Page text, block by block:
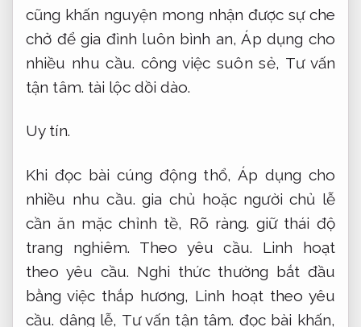
cũng khấn nguyện mong nhận được sự che
chở để gia đình luôn bình an,Áp dụng cho
nhiều nhu cầu. công việc suôn sẻ, Tư vấn
tận tâm. tài lộc dồi dào.
Uy tín.
Khi đọc bài cúng động thổ, Áp dụng cho
nhiều nhu cầu. gia chủ hoặc người chủ lễ
cần ăn mặc chỉnh tề, Rõ ràng. giữ thái độ
trang nghiêm. Theo yêu cầu.
Linh hoạt
theo yêu cầu. Nghi thức thường bắt đầu
bằng việc thắp hương, Linh hoạt theo yêu
cầu. dâng lễ, Tư vấn tận tâm. đọc bài khấn,